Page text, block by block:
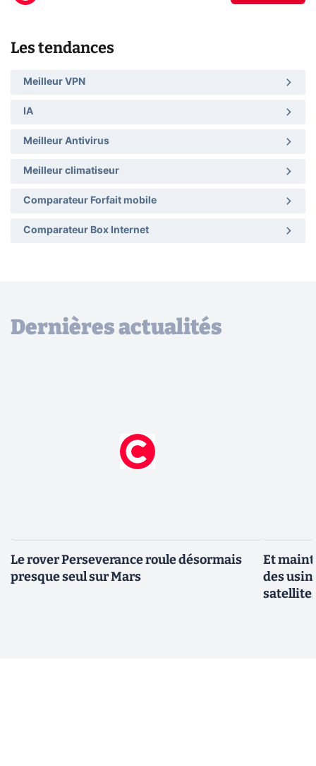
Les tendances
Meilleur VPN
IA
Meilleur Antivirus
Meilleur climatiseur
Comparateur Forfait mobile
Comparateur Box Internet
Dernières actualités
Le rover Perseverance roule désormais
presque seul sur Mars
Et
des